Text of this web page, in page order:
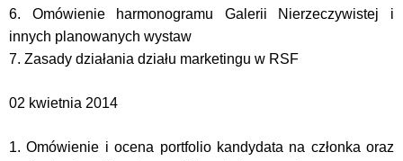
6. Omówienie harmonogramu Galerii Nierzeczywistej i
innych planowanych wystaw
7. Zasady działania działu marketingu w RSF
02 kwietnia 2014
1. Omówienie i ocena portfolio kandydata na członka oraz